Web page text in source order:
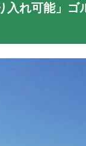
入れ可能」ゴ